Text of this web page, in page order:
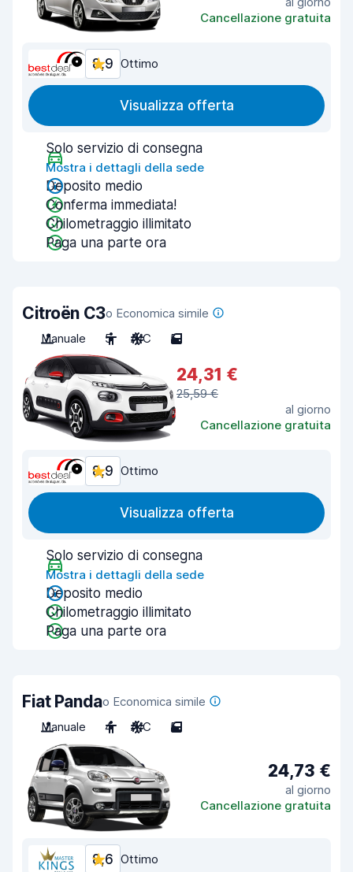
Cancellazione gratuita
8,9 Ottimo
Visualizza offerta
Solo servizio di consegna
Mostra i dettagli della sede
Deposito medio
Conferma immediata!
Chilometraggio illimitato
Paga una parte ora
Citroën C3o Economica simile
Manuale
5 A/C 5
24,31 €
25,59 €
al giorno
Cancellazione gratuita
8,9 Ottimo
Visualizza offerta
Solo servizio di consegna
Mostra i dettagli della sede
Deposito medio
Chilometraggio illimitato
Paga una parte ora
Fiat Pandao Economica simile
Manuale
4 A/C 5
24,73 €
al giorno
Cancellazione gratuita
8,6 Ottimo